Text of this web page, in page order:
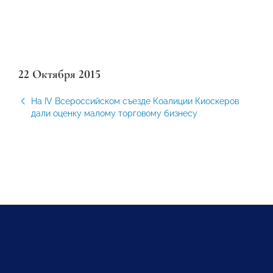
22 Октября 2015
На IV Всероссийском съезде Коалиции Киоскеров
дали оценку малому торговому бизнесу